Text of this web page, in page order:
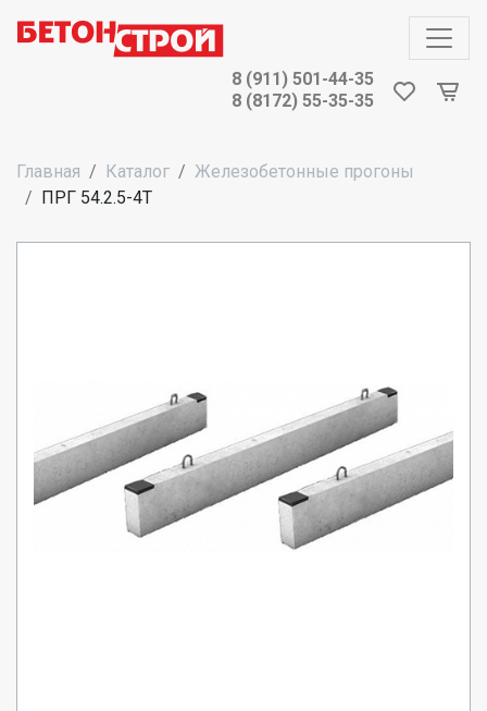
8 (911) 501-44-35
8 (8172) 55-35-35
Главная Каталог
Железобетонные прогоны
ПРГ 54.2.5-4Т